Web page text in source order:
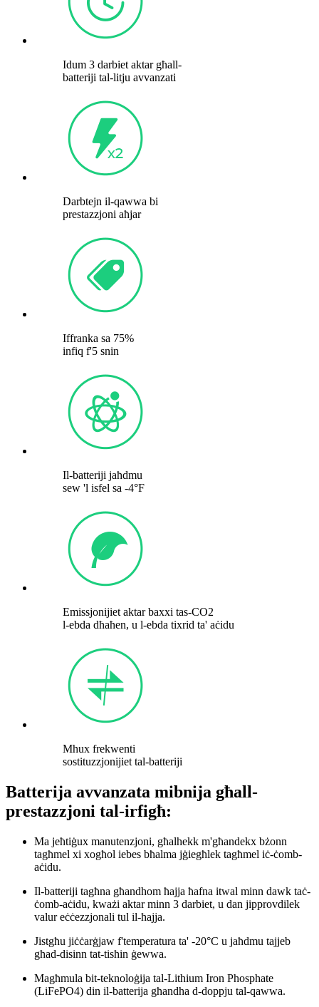
Idum 3 darbiet aktar għall-
batteriji tal-litju avvanzati
Darbtejn il-qawwa bi
prestazzjoni aħjar
Iffranka sa 75%
infiq f'5 snin
Il-batteriji jaħdmu
sew 'l isfel sa -4°F
Emissjonijiet aktar baxxi tas-CO2
l-ebda dħaħen, u l-ebda tixrid ta' aċidu
Mhux frekwenti
sostituzzjonijiet tal-batteriji
Batterija avvanzata mibnija għall-
prestazzjoni tal-irfigħ:
Ma jeħtiġux manutenzjoni, għalhekk m'għandekx bżonn
tagħmel xi xogħol iebes bħalma jġiegħlek tagħmel iċ-ċomb-
aċidu.
Il-batteriji tagħna għandhom ħajja ħafna itwal minn dawk taċ-
ċomb-aċidu, kważi aktar minn 3 darbiet, u dan jipprovdilek
valur eċċezzjonali tul il-ħajja.
Jistgħu jiċċarġjaw f'temperatura ta' -20°C u jaħdmu tajjeb
għad-disinn tat-tisħin ġewwa.
Magħmula bit-teknoloġija tal-Lithium Iron Phosphate
(LiFePO4) din il-batterija għandha d-doppju tal-qawwa.